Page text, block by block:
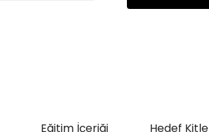
Eğitim İçeriği Hedef Kitle